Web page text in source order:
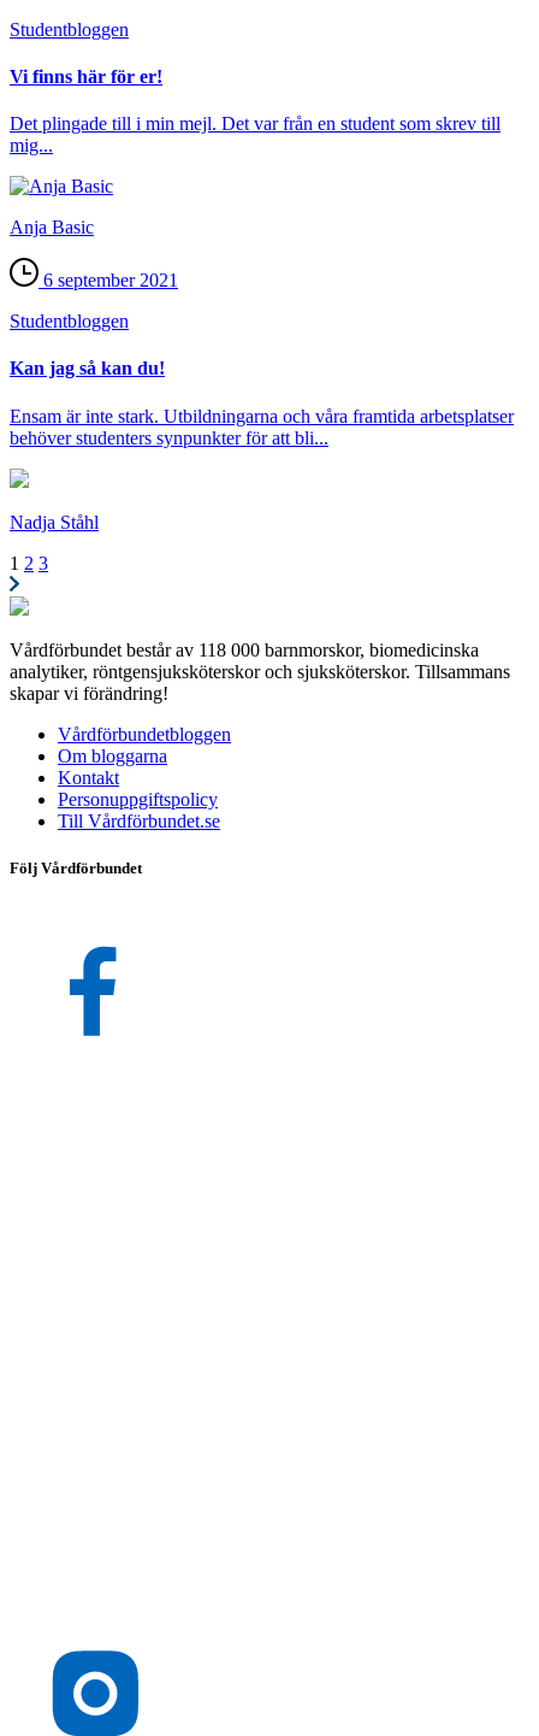
Student­bloggen
Vi finns här för er!
Det plingade till i min mejl. Det var från en student som skrev till
mig...
Anja Basic
6 september 2021
Student­bloggen
Kan jag så kan du!
Ensam är inte stark. Utbildningarna och våra framtida arbetsplatser
behöver studenters synpunkter för att bli...
Nadja Ståhl
1 2 3
Vårdförbundet består av 118 000 barnmorskor, biomedicinska
analytiker, röntgensjuksköterskor och sjuksköterskor. Tillsammans
skapar vi förändring!
Vårdförbundetbloggen
Om bloggarna
Kontakt
Personuppgiftspolicy
Till Vårdförbundet.se
Följ Vårdförbundet